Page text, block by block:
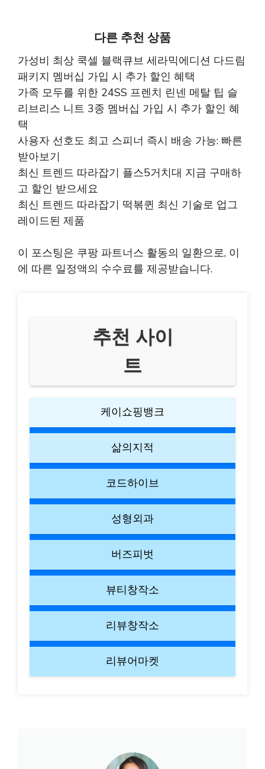
다른 추천 상품
가성비 최상 쿡셀 블랙큐브 세라믹에디션 다드림
패키지 멤버십 가입 시 추가 할인 혜택
가족 모두를 위한 24SS 프렌치 린넨 메탈 팁 슬
리브리스 니트 3종 멤버십 가입 시 추가 할인 혜
택
사용자 선호도 최고 스피너 즉시 배송 가능: 빠른
받아보기
최신 트렌드 따라잡기 플스5거치대 지금 구매하
고 할인 받으세요
최신 트렌드 따라잡기 떡볶퀸 최신 기술로 업그
레이드된 제품
이 포스팅은 쿠팡 파트너스 활동의 일환으로, 이
에 따른 일정액의 수수료를 제공받습니다.
추천 사이
트
케이쇼핑뱅크
삶의지적
코드하이브
성형외과
버즈피벗
뷰티창작소
리뷰창작소
리뷰어마켓